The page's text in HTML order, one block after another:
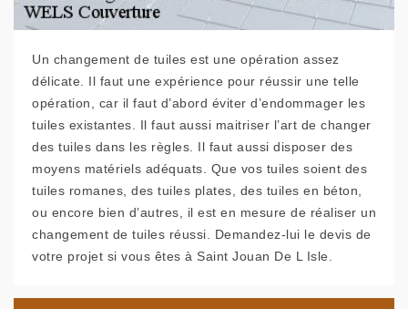
Un changement de tuiles est une opération assez
délicate. Il faut une expérience pour réussir une telle
opération, car il faut d’abord éviter d’endommager les
tuiles existantes. Il faut aussi maitriser l’art de changer
des tuiles dans les règles. Il faut aussi disposer des
moyens matériels adéquats. Que vos tuiles soient des
tuiles romanes, des tuiles plates, des tuiles en béton,
ou encore bien d’autres, il est en mesure de réaliser un
changement de tuiles réussi. Demandez-lui le devis de
votre projet si vous êtes à Saint Jouan De L Isle.